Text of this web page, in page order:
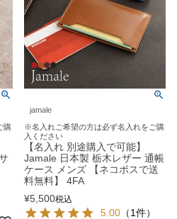
購
jamale
※名入れご希望の方は必ず名入れをご購
入ください
【名入れ 別途購入で可能】
Jamale 日本製 栃木レザー 通帳
ケース メンズ 【ネコポスで送
料無料】 4FA
¥5,500税込
5.00 （1件）